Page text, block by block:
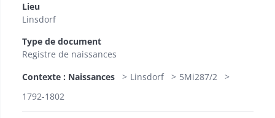
Lieu
Linsdorf
Type de document
Registre de naissances
Contexte : Naissances
Linsdorf
5Mi287/2
1792-1802